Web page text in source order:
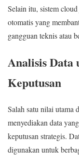
Selain itu, sistem
otomatis yang
gangguan teknis atau
Analisis Data
Keputusan
Salah satu nilai utama
menyediakan data
keputusan strategis.
digunakan untuk